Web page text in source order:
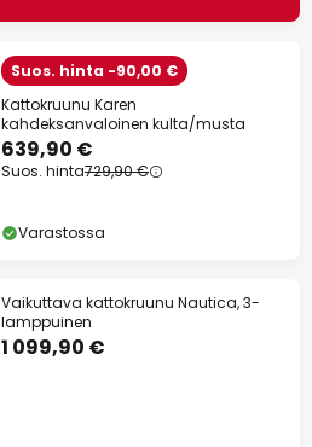
Suos. hinta -90,00 €
Kattokruunu Karen
kahdeksanvaloinen kulta/musta
639,90 €
Suos. hinta729,90 €
Varastossa
Vaikuttava kattokruunu Nautica, 3-
lamppuinen
1 099,90 €